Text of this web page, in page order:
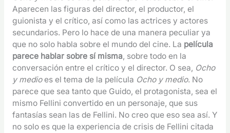
Aparecen las figuras del director, el productor, el
guionista y el crítico, así como las actrices y actores
secundarios. Pero lo hace de una manera peculiar ya
que no solo habla sobre el mundo del cine. La película
parece hablar sobre sí misma, sobre todo en la
conversación entre el crítico y el director. O sea, Ocho
y medioes el tema de la película Ocho y medio. No
parece que sea tanto que Guido, el protagonista, sea el
mismo Fellini convertido en un personaje, que sus
fantasías sean las de Fellini. No creo que eso sea así. Y
no solo es que la experiencia de crisis de Fellini citada